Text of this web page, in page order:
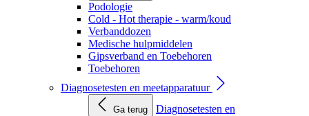
Podologie
Cold - Hot therapie - warm/koud
Verbanddozen
Medische hulpmiddelen
Gipsverband en Toebehoren
Toebehoren
Diagnosetesten en meetapparatuur
Ga terug
Diagnosetesten en